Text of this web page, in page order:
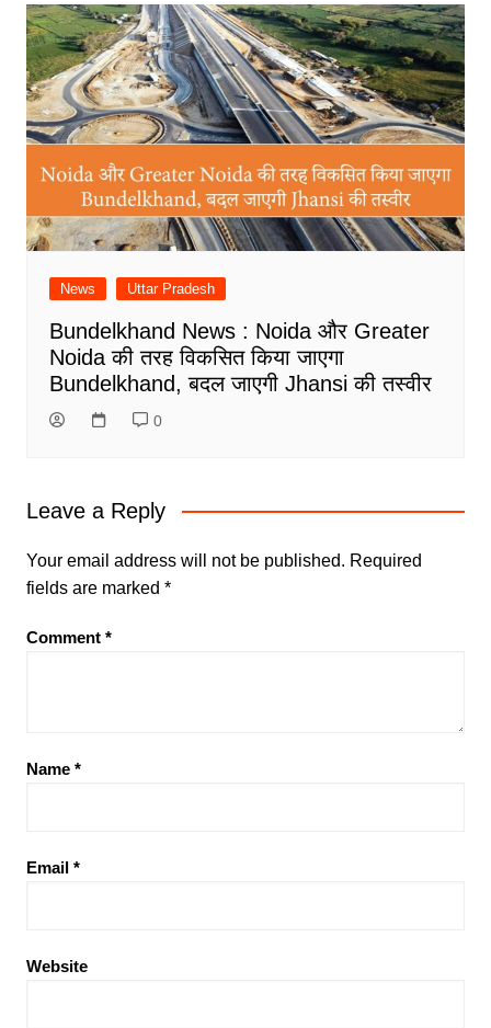
News Uttar Pradesh
Bundelkhand News : Noida और Greater
Noida की तरह विकसित किया जाएगा
Bundelkhand, बदल जाएगी Jhansi की तस्वीर
0
Leave a Reply
Your email address will not be published. Required
fields are marked *
Comment *
Name *
Email *
Website